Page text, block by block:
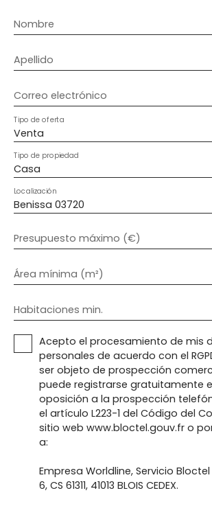
Nombre
Apellido
Correo electrónico
Venta
Tipo de oferta
Casa
Tipo de propiedad
Benissa 03720
Localización
Presupuesto máximo (€)
Área mínima (m²)
Habitaciones min.
Acepto el procesamiento de mis
personales de acuerdo con el
ser objeto de prospección
puede registrarse gratuitamente
oposición a la prospección
el artículo L223-1 del Código del
sitio web www.bloctel.gouv.fr o
a:
Empresa Worldline, Servicio Bloctel
6, CS 61311, 41013 BLOIS CEDEX.